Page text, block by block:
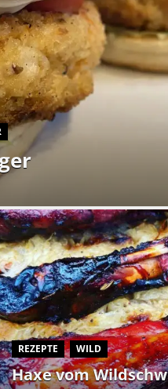
REZEPTE WILD
Haxe vom